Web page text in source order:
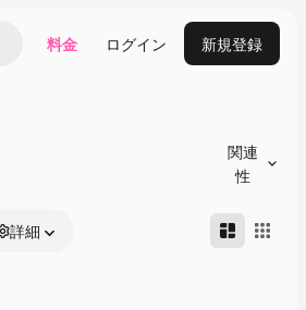
索 料金 ログイン 新規登録
関連
性
詳細